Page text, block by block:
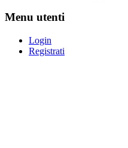
Menu utenti
Login
Registrati